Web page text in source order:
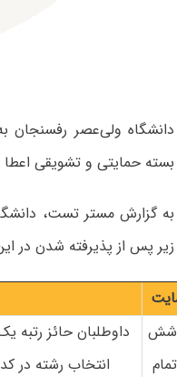
بسته حمایتی و تشویقی
به گزارش مستر تست،
زیر پس از پذیرفته شدن در
شش
داوطلبان حائز رتبه
انتخاب رشته در